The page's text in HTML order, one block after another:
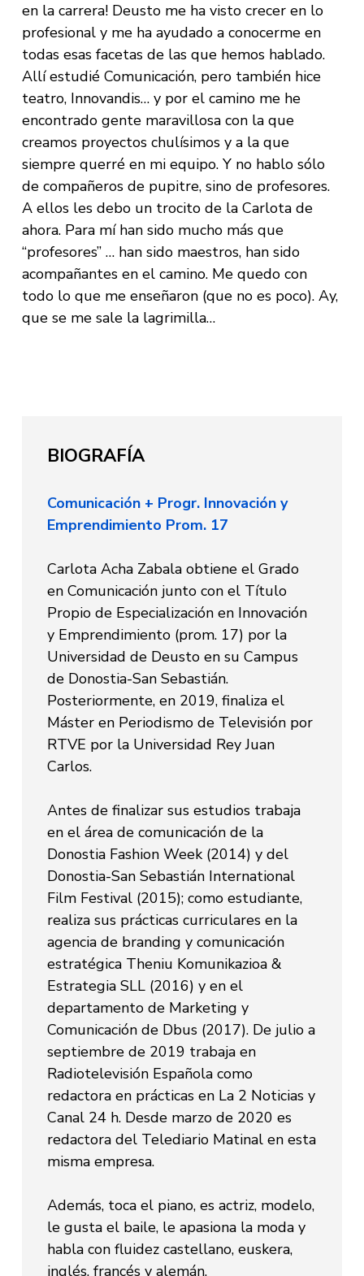
en la carrera! Deusto me ha visto crecer en lo
profesional y me ha ayudado a conocerme en
todas esas facetas de las que hemos hablado.
Allí estudié Comunicación, pero también hice
teatro, Innovandis… y por el camino me he
encontrado gente maravillosa con la que
creamos proyectos chulísimos y a la que
siempre querré en mi equipo. Y no hablo sólo
de compañeros de pupitre, sino de profesores.
A ellos les debo un trocito de la Carlota de
ahora. Para mí han sido mucho más que
“profesores” … han sido maestros, han sido
acompañantes en el camino. Me quedo con
todo lo que me enseñaron (que no es poco). Ay,
que se me sale la lagrimilla…
BIOGRAFÍA
Comunicación + Progr. Innovación y
Emprendimiento Prom. 17
Carlota Acha Zabala obtiene el Grado
en Comunicación junto con el Título
Propio de Especialización en Innovación
y Emprendimiento (prom. 17) por la
Universidad de Deusto en su Campus
de Donostia-San Sebastián.
Posteriormente, en 2019, finaliza el
Máster en Periodismo de Televisión por
RTVE por la Universidad Rey Juan
Carlos.
Antes de finalizar sus estudios trabaja
en el área de comunicación de la
Donostia Fashion Week (2014) y del
Donostia-San Sebastián International
Film Festival (2015); como estudiante,
realiza sus prácticas curriculares en la
agencia de branding y comunicación
estratégica Theniu Komunikazioa &
Estrategia SLL (2016) y en el
departamento de Marketing y
Comunicación de Dbus (2017). De julio a
septiembre de 2019 trabaja en
Radiotelevisión Española como
redactora en prácticas en La 2 Noticias y
Canal 24 h. Desde marzo de 2020 es
redactora del Telediario Matinal en esta
misma empresa.
Además, toca el piano, es actriz, modelo,
le gusta el baile, le apasiona la moda y
habla con fluidez castellano, euskera,
inglés, francés y alemán.